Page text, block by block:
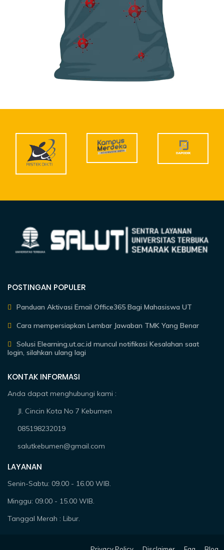
POSTINGAN POPULER
Panduan Aktivasi Email Office365 Bagi Mahasiswa UT
Cara mempersiapkan Lembar Jawaban TMK Yang Benar
Solusi Elearning.ut.ac.id muncul notifikasi Kesalahan saat
login, silahkan ulang lagi
KONTAK INFORMASI
Anda dapat menghubungi kami :
Jl. Cincin Kota No 7 Kebumen
085198232019
salutkebumen@gmail.com
LAYANAN
Senin-Sabtu: 09.00 - 16.00 WIB.
Minggu: 09.00 - 15.00 WIB.
Tanggal Merah : Libur.